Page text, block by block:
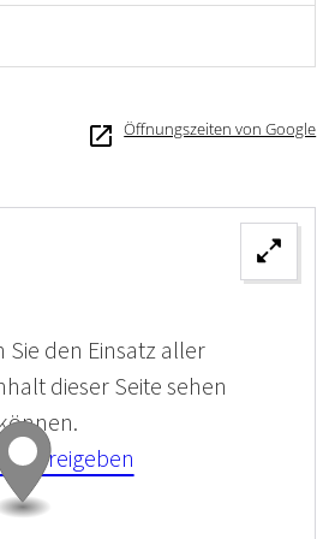
Öffnungszeiten von Google
den Einsatz aller
dieser Seite sehen
Freigeben